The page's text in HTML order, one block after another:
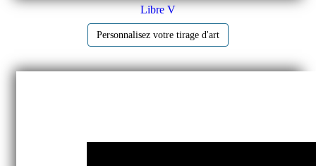
Libre V
Personnalisez votre tirage d'art